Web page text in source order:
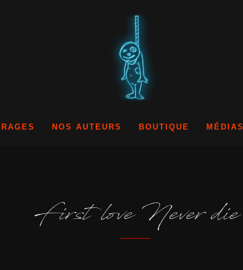
NOS AUTEURS BOUTIQUE MÉDIAS
First love Never die